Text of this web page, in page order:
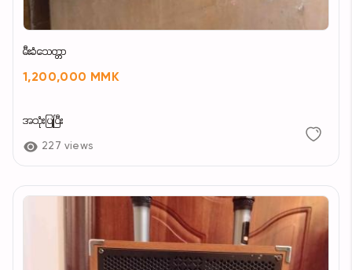
မီးခံသေတ္တာ
1,200,000 MMK
အသုံးပြုပြီး
227 views